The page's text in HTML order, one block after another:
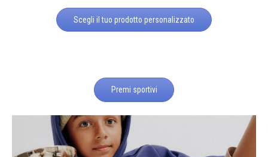
Scegli il tuo prodotto personalizzato
Premi sportivi